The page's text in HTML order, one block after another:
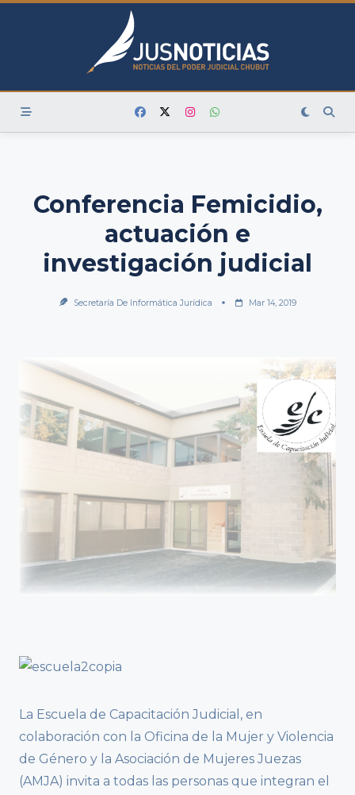
Skip
Conferencia Femicidio,
actuación e
investigación judicial
Secretaría De Informática Jurídica Mar 14, 2019
La Escuela de Capacitación Judicial, en
colaboración con la Oficina de la Mujer y Violencia
de Género y la Asociación de Mujeres Juezas
(AMJA) invita a todas las personas que integran el